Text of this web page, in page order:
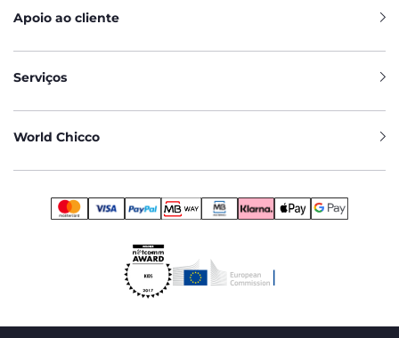
Apoio ao cliente
Serviços
World Chicco